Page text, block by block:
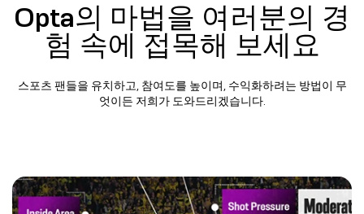
Opta의 마법을 여러분의 경
험 속에 접목해 보세요​
스포츠 팬들을 유치하고, 참여도를 높이며, 수익화하려는 방법이 무
엇이든 저희가 도와드리겠습니다.